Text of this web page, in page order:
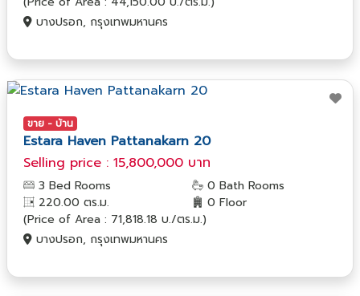
บางปรอก, กรุงเทพมหานคร
ขาย - บ้าน
Estara Haven Pattanakarn 20
Selling price : 15,800,000 บาท
3 Bed Rooms
0 Bath Rooms
220.00 ตร.ม.
0 Floor
(Price of Area : 71,818.18 บ./ตร.ม.)
บางปรอก, กรุงเทพมหานคร